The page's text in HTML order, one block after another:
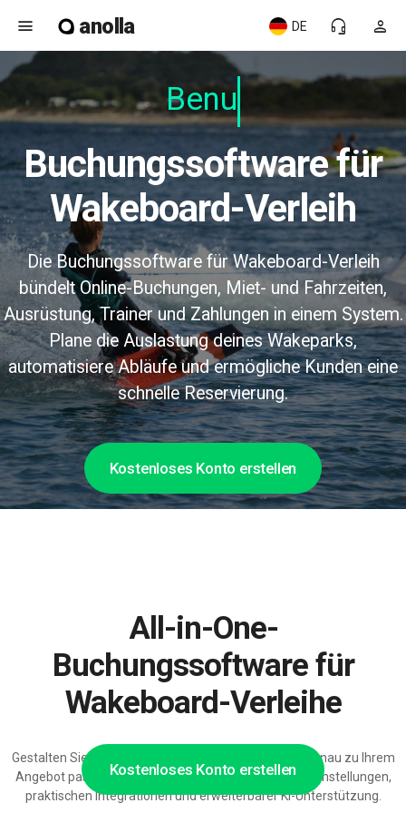
menu anolla person
headset_mic
DE
Benutz
Buchungssoftware für
Wakeboard-Verleih
Die Buchungssoftware für Wakeboard-Verleih
bündelt Online-Buchungen, Miet- und Fahrzeiten,
Ausrüstung, Trainer und Zahlungen in einem System.
Plane die Auslastung deines Wakeparks,
automatisiere Abläufe und ermögliche Kunden eine
schnelle Reservierung.
Kostenloses Konto erstellen
Kostenloses Konto erstellen
All-in-One-
Buchungssoftware für
Wakeboard-Verleihe
Gestalten Sie eine Wakeboard-Verleihsoftware, die genau zu Ihrem
Angebot passt: mit modularen Funktionen, flexiblen Einstellungen,
praktischen Integrationen und erweiterbarer KI-Unterstützung.